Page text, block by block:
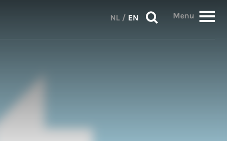
NL / EN Menu